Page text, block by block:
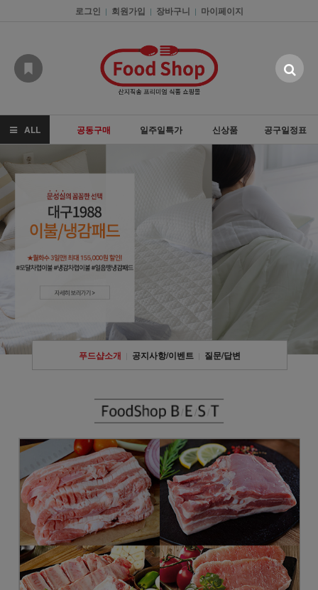
로그인 | 회원가입 | 장바구니 | 마이페이지
ALL 공동구매 일주일특가 신상품 공구일정표
푸드샵소개 공지사항/이벤트 질문/답변